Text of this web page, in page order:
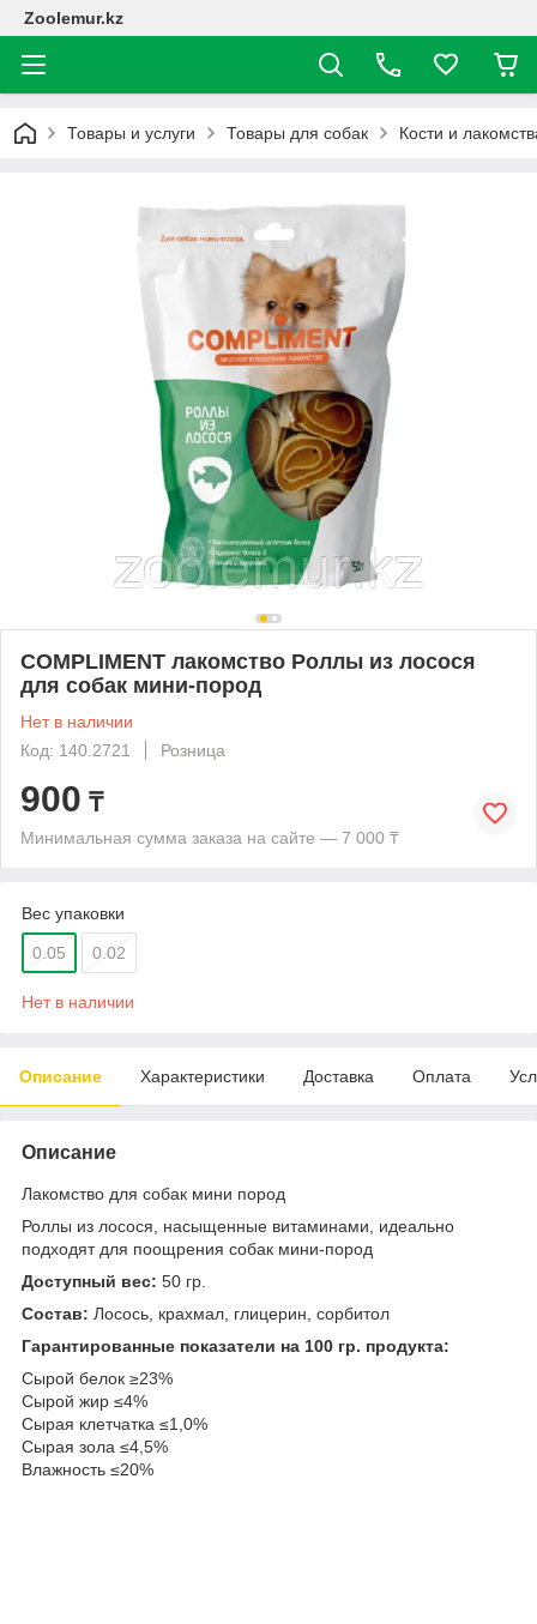
Zoolemur.kz
Товары и услуги Товары для собак Кости и
COMPLIMENT лакомство Роллы из лосося
для собак мини-пород
Нет в наличии
Код: 140.2721
Розница
900 ₸
Минимальная сумма заказа на сайте — 7 000 ₸
Вес упаковки
0.05 0.02
Нет в наличии
Описание Характеристики Доставка Оплата
Описание
Лакомство для собак мини пород
Роллы из лосося, насыщенные витаминами, идеально
подходят для поощрения собак мини-пород
Доступный вес: 50 гр.
Состав: Лосось, крахмал, глицерин, сорбитол
Гарантированные показатели на 100 гр. продукта:
Сырой белок ≥23%
Сырой жир ≤4%
Сырая клетчатка ≤1,0%
Сырая зола ≤4,5%
Влажность ≤20%